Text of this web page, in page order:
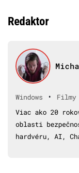
Redaktor
Windows • Filmy
Viac ako 20
oblasti
hardvéru, AI,